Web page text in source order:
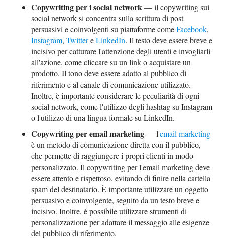
Copywriting per i social network — il copywriting sui
social network si concentra sulla scrittura di post
persuasivi e coinvolgenti su piattaforme comeFacebook,
Instagram,TwittereLinkedIn. Il testo deve essere breve e
incisivo per catturare l'attenzione degli utenti e invogliarli
all'azione, come cliccare su un link o acquistare un
prodotto. Il tono deve essere adatto al pubblico di
riferimento e al canale di comunicazione utilizzato.
Inoltre, è importante considerare le peculiarità di ogni
social network, come l'utilizzo degli hashtag su Instagram
o l'utilizzo di una lingua formale su LinkedIn.
Copywriting per email marketing— l'email marketing
è un metodo di comunicazione diretta con il pubblico,
che permette di raggiungere i propri clienti in modo
personalizzato. Il copywriting per l'email marketing deve
essere attento e rispettoso, evitando di finire nella cartella
spam del destinatario. È importante utilizzare un oggetto
persuasivo e coinvolgente, seguito da un testo breve e
incisivo. Inoltre, è possibile utilizzare strumenti di
personalizzazione per adattare il messaggio alle esigenze
del pubblico di riferimento.